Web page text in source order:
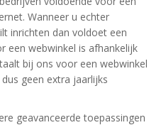
Wanneer u echter
inrichten dan voldoet een
een webwinkel is afhankelijk
bij ons voor een webwinkel
geen extra jaarlijks
geavanceerde toepassingen